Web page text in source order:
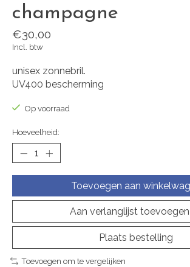
champagne
€30,00
Incl. btw
unisex zonnebril.
UV400 bescherming
Op voorraad
Hoeveelheid:
Toevoegen aan
Aan verlanglijst toevoegen
Plaats bestelling
Toevoegen om te vergelijken